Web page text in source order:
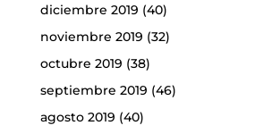
diciembre 2019 (40)
noviembre 2019 (32)
octubre 2019 (38)
septiembre 2019 (46)
agosto 2019 (40)